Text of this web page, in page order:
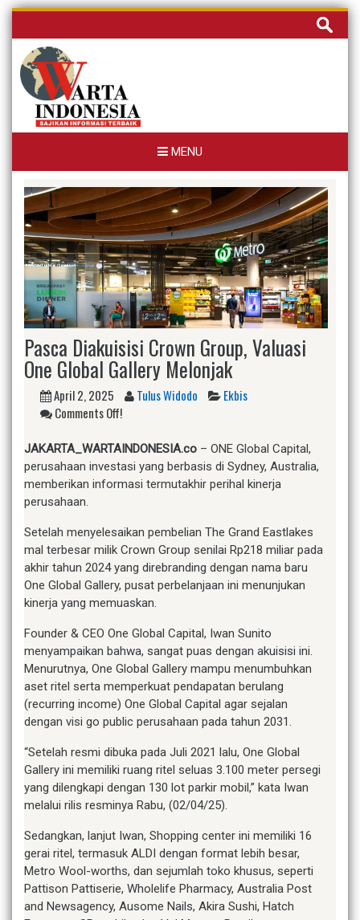
Skip
content
Cari
untuk:
MENU
Pasca Diakuisisi Crown Group, Valuasi
One Global Gallery Melonjak
April 2, 2025 Tulus Widodo
Ekbis
Comments Off!
JAKARTA_WARTAINDONESIA.co – ONE Global Capital,
perusahaan investasi yang berbasis di Sydney, Australia,
memberikan informasi termutakhir perihal kinerja
perusahaan.
Setelah menyelesaikan pembelian The Grand Eastlakes
mal terbesar milik Crown Group senilai Rp218 miliar pada
akhir tahun 2024 yang direbranding dengan nama baru
One Global Gallery, pusat perbelanjaan ini menunjukan
kinerja yang memuaskan.
Founder & CEO One Global Capital, Iwan Sunito
menyampaikan bahwa, sangat puas dengan akuisisi ini.
Menurutnya, One Global Gallery mampu menumbuhkan
aset ritel serta memperkuat pendapatan berulang
(recurring income) One Global Capital agar sejalan
dengan visi go public perusahaan pada tahun 2031.
“Setelah resmi dibuka pada Juli 2021 lalu, One Global
Gallery ini memiliki ruang ritel seluas 3.100 meter persegi
yang dilengkapi dengan 130 lot parkir mobil,” kata Iwan
melalui rilis resminya Rabu, (02/04/25).
Sedangkan, lanjut Iwan, Shopping center ini memiliki 16
gerai ritel, termasuk ALDI dengan format lebih besar,
Metro Wool-worths, dan sejumlah toko khusus, seperti
Pattison Pattiserie, Wholelife Pharmacy, Australia Post
and Newsagency, Ausome Nails, Akira Sushi, Hatch